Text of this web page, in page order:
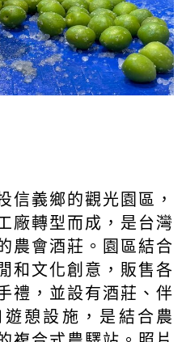
信義鄉的觀光園區，
廠轉型而成，是台灣
農會酒莊。園區結合
和文化創意，販售各
禮，並設有酒莊、伴
憩設施，是結合農